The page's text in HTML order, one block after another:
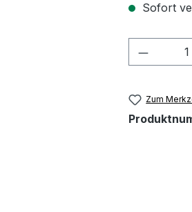
Sofort
Zum